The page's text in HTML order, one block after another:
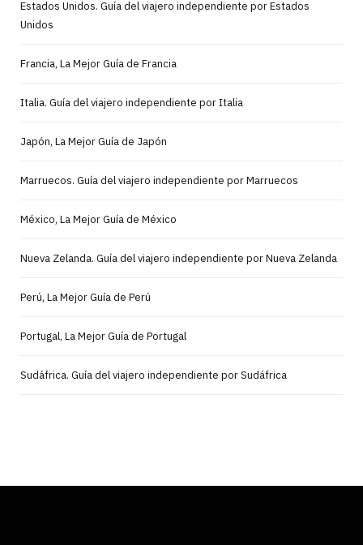
Estados Unidos. Guía del viajero independiente por Estados
Unidos
Francia, La Mejor Guía de Francia
Italia. Guía del viajero independiente por Italia
Japón, La Mejor Guía de Japón
Marruecos. Guía del viajero independiente por Marruecos
México, La Mejor Guía de México
Nueva Zelanda. Guía del viajero independiente por Nueva Zelanda
Perú, La Mejor Guía de Perú
Portugal, La Mejor Guía de Portugal
Sudáfrica. Guía del viajero independiente por Sudáfrica